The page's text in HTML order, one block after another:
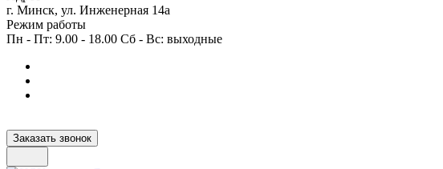
г. Минск, ул. Инженерная 14а
Режим работы
Пн - Пт: 9.00 - 18.00 Сб - Вс: выходные
Заказать звонок